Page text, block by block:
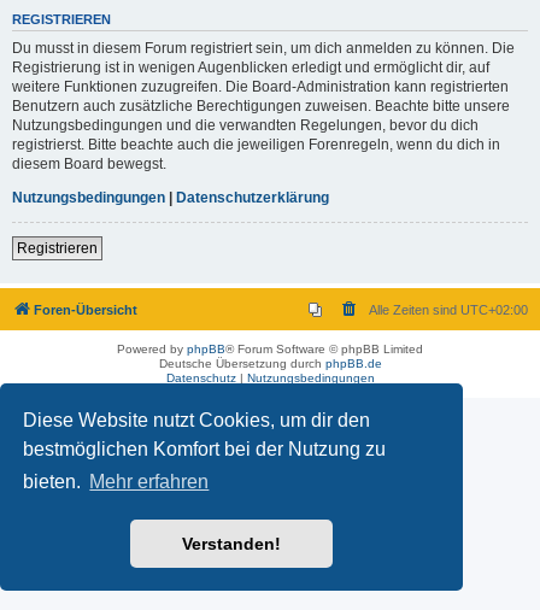
Diese Website nutzt Cookies, um dir den
bestmöglichen Komfort bei der Nutzung zu
bieten. Mehr erfahren
Verstanden!
REGISTRIEREN
Du musst in diesem Forum registriert sein, um dich anmelden zu können. Die
Registrierung ist in wenigen Augenblicken erledigt und ermöglicht dir, auf
weitere Funktionen zuzugreifen. Die Board-Administration kann registrierten
Benutzern auch zusätzliche Berechtigungen zuweisen. Beachte bitte unsere
Nutzungsbedingungen und die verwandten Regelungen, bevor du dich
registrierst. Bitte beachte auch die jeweiligen Forenregeln, wenn du dich in
diesem Board bewegst.
Nutzungsbedingungen | Datenschutzerklärung
Registrieren
Foren-Übersicht Alle Zeiten sind UTC+02:00
Powered by phpBB® Forum Software © phpBB Limited
Deutsche Übersetzung durch phpBB.de
Datenschutz| Nutzungsbedingungen